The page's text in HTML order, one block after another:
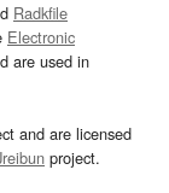
Radkfile
Electronic
are used in
and are licensed
project.